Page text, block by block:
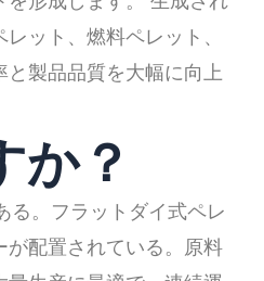
ット、燃料ペレット、
製品品質を大幅に向上
か？
る。フラットダイ式ペレ
が配置されている。原料